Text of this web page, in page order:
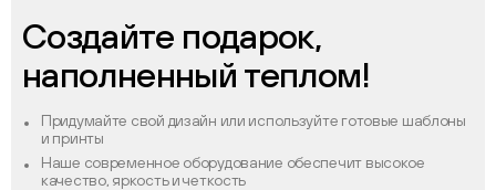
Создайте подарок,
наполненный теплом!
Придумайте свой дизайн или используйте готовые шаблоны
и принты
Наше современное оборудование обеспечит высокое
качество, яркость и четкость